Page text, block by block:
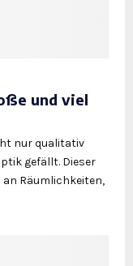
und viel
nur qualitativ
gefällt. Dieser
an Räumlichkeiten,